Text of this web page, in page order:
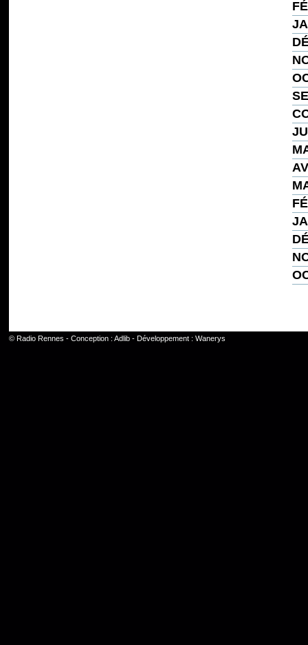
© Radio Rennes - Conception : Adlib- Développement : Wanerys